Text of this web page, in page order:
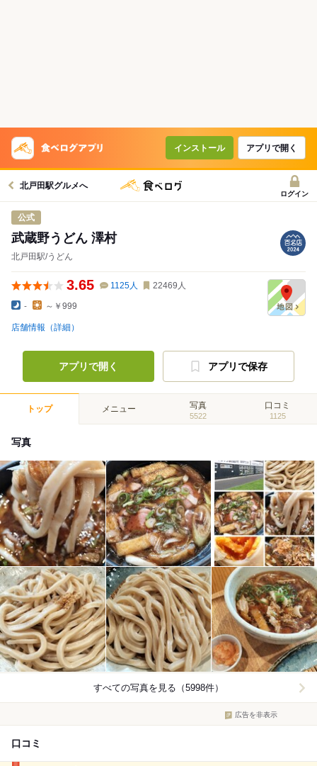
インストール アプリで開く
北戸田駅グルメへ
ログイン
公式
武蔵野うどん 澤村
北戸田駅/うどん
3.65 1125人 22469 人
- ～￥999
店舗情報（詳細）
アプリで開く アプリで保存
トップ メニュー 写真
5522
口コミ
1125
写真
すべての写真を見る（5998件）
広告を非表示
口コミ